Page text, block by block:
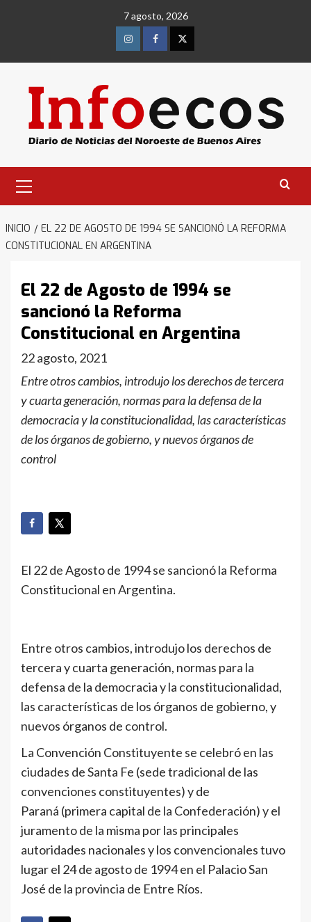
7 agosto, 2026
InstagramFacebookTwitter
primario
INICIO
EL 22 DE AGOSTO DE 1994 SE SANCIONÓ LA REFORMA
CONSTITUCIONAL EN ARGENTINA
El 22 de Agosto de 1994 se
sancionó la Reforma
Constitucional en Argentina
22 agosto, 2021
Entre otros cambios, introdujo los derechos de tercera
y cuarta generación, normas para la defensa de la
democracia y la constitucionalidad, las características
de los órganos de gobierno, y nuevos órganos de
control
El 22 de Agosto de 1994 se sancionó la Reforma
Constitucional en Argentina.
Entre otros cambios, introdujo los derechos de
tercera y cuarta generación, normas para la
defensa de la democracia y la constitucionalidad,
las características de los órganos de gobierno, y
nuevos órganos de control.
La Convención Constituyente se celebró en las
ciudades de Santa Fe (sede tradicional de las
convenciones constituyentes) y de
Paraná (primera capital de la Confederación) y el
juramento de la misma por las principales
autoridades nacionales y los convencionales tuvo
lugar el 24 de agosto de 1994 en el Palacio San
José de la provincia de Entre Ríos.